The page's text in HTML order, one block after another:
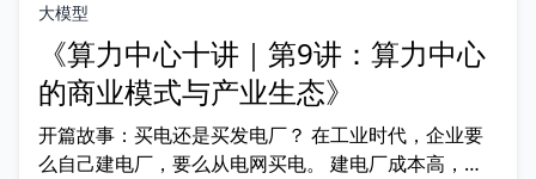
大模型
《算力中心十讲｜第9讲：算力中心
的商业模式与产业生态》
开篇故事：买电还是买发电厂？ 在工业时代，企业要
么自己建电厂，要么从电网买电。 建电厂成本高，但